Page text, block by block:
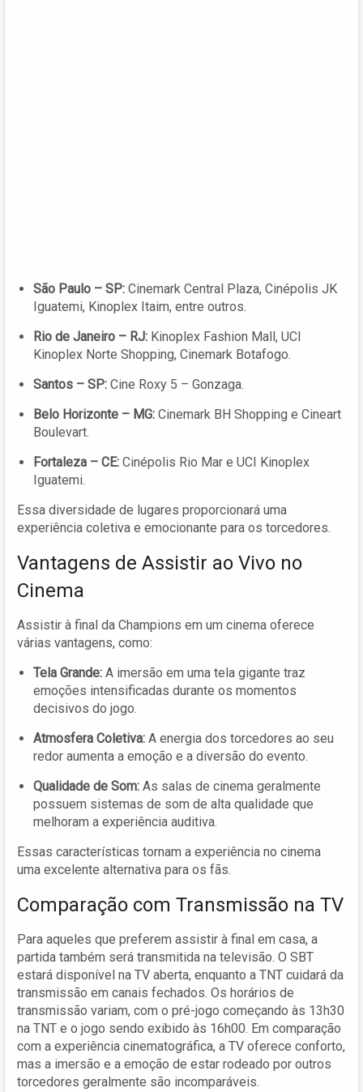
São Paulo – SP: Cinemark Central Plaza, Cinépolis JK
Iguatemi, Kinoplex Itaim, entre outros.
Rio de Janeiro – RJ: Kinoplex Fashion Mall, UCI
Kinoplex Norte Shopping, Cinemark Botafogo.
Santos – SP: Cine Roxy 5 – Gonzaga.
Belo Horizonte – MG: Cinemark BH Shopping e Cineart
Boulevart.
Fortaleza – CE: Cinépolis Rio Mar e UCI Kinoplex
Iguatemi.
Essa diversidade de lugares proporcionará uma
experiência coletiva e emocionante para os torcedores.
Vantagens de Assistir ao Vivo no
Cinema
Assistir à final da Champions em um cinema oferece
várias vantagens, como:
Tela Grande: A imersão em uma tela gigante traz
emoções intensificadas durante os momentos
decisivos do jogo.
Atmosfera Coletiva: A energia dos torcedores ao seu
redor aumenta a emoção e a diversão do evento.
Qualidade de Som: As salas de cinema geralmente
possuem sistemas de som de alta qualidade que
melhoram a experiência auditiva.
Essas características tornam a experiência no cinema
uma excelente alternativa para os fãs.
Comparação com Transmissão na TV
Para aqueles que preferem assistir à final em casa, a
partida também será transmitida na televisão. O SBT
estará disponível na TV aberta, enquanto a TNT cuidará da
transmissão em canais fechados. Os horários de
transmissão variam, com o pré-jogo começando às 13h30
na TNT e o jogo sendo exibido às 16h00. Em comparação
com a experiência cinematográfica, a TV oferece conforto,
mas a imersão e a emoção de estar rodeado por outros
torcedores geralmente são incomparáveis.